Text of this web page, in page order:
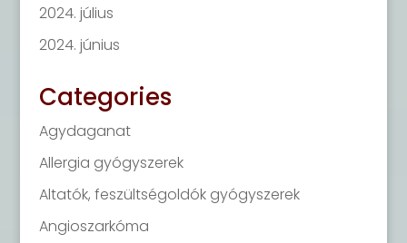
2024. július
2024. június
Categories
Agydaganat
Allergia gyógyszerek
Altatók, feszültségoldók gyógyszerek
Angioszarkóma